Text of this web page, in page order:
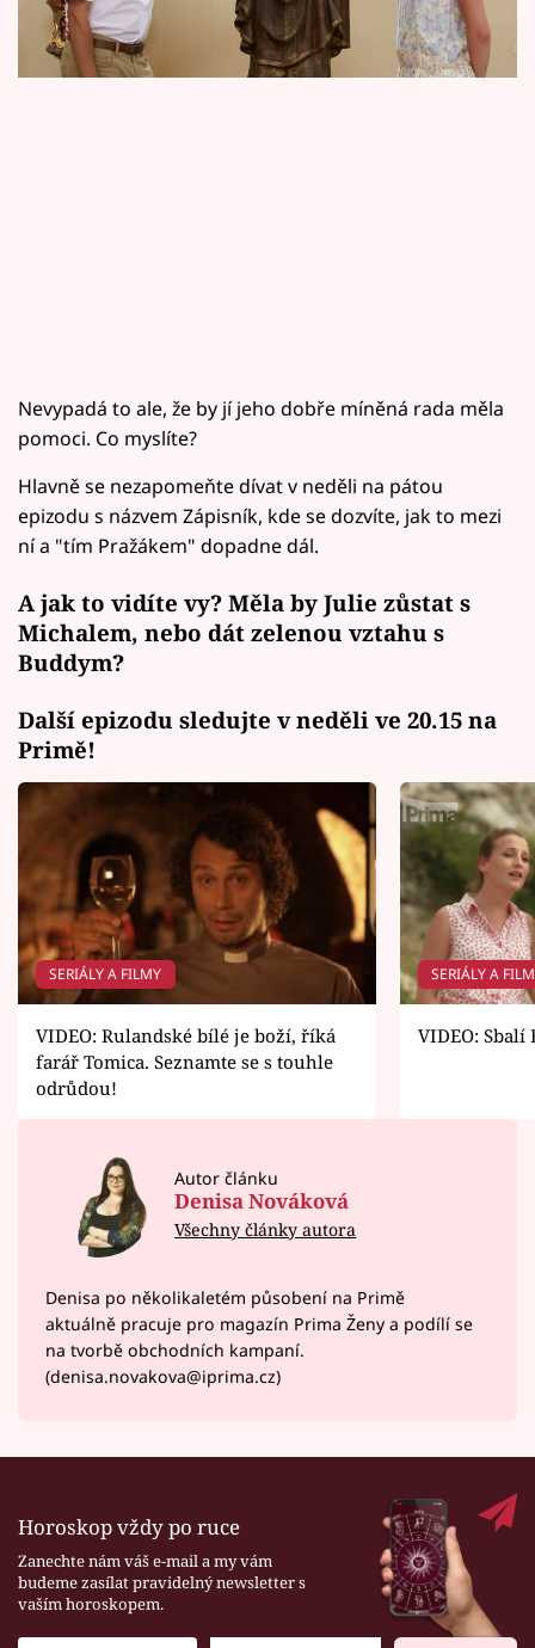
Sledujte prima+
Sledujte nás
Nevypadá to ale, že by jí jeho dobře míněná rada měla
pomoci. Co myslíte?
Hlavně se nezapomeňte dívat v neděli na pátou
epizodu s názvem Zápisník, kde se dozvíte, jak to mezi
ní a "tím Pražákem" dopadne dál.
A jak to vidíte vy? Měla by Julie zůstat s
Michalem, nebo dát zelenou vztahu s
Buddym?
Další epizodu sledujte v neděli ve 20.15 na
Primě!
SERIÁLY A FILMY
VIDEO: Rulandské bílé je boží, říká
farář Tomica. Seznamte se s touhle
odrůdou!
SERIÁLY A
VIDEO:
Autor článku
Denisa Nováková
Všechny články autora
Denisa po několikaletém působení na Primě
aktuálně pracuje pro magazín Prima Ženy a podílí se
na tvorbě obchodních kampaní.
(denisa.novakova@iprima.cz)
Horoskop vždy po ruce
Zanechte nám váš e-mail a my vám
budeme zasílat pravidelný newsletter s
vaším horoskopem.